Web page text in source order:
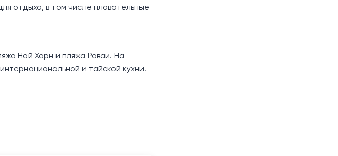
отдыха, в том числе плавательные
Най Харн и пляжа Раваи. На
и тайской кухни.